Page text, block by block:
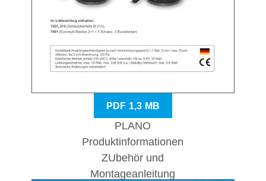
PDF 1,3 MB
PLANO
Produktinformationen
ZUbehör und
Montageanleitung